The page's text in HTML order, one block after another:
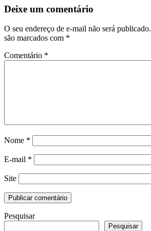
Deixe um comentário
O seu endereço de e-mail não será publicado.
são marcados com *
Comentário *
Nome *
E-mail *
Site
Pesquisar
Pesquisar